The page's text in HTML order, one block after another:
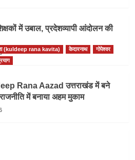
में उबाल, प्रदेशव्यापी आंदोलन की
(kuldeep rana kavita) केदारनाथ
गोपेश्वर
Rana Aazad उत्तराखंड में बने
में बनाया अहम मुकाम